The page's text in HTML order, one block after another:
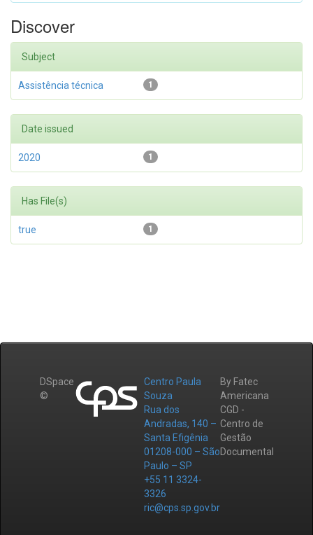
Discover
Subject
1
Assistência técnica
Date issued
1
2020
Has File(s)
1
true
DSpace
©
Centro Paula
Souza
Rua dos
Andradas, 140 –
Santa Efigênia
01208-000 – São
Paulo – SP
+55 11 3324-
3326
ric@cps.sp.gov.br
By Fatec
Americana
CGD -
Centro de
Gestão
Documental